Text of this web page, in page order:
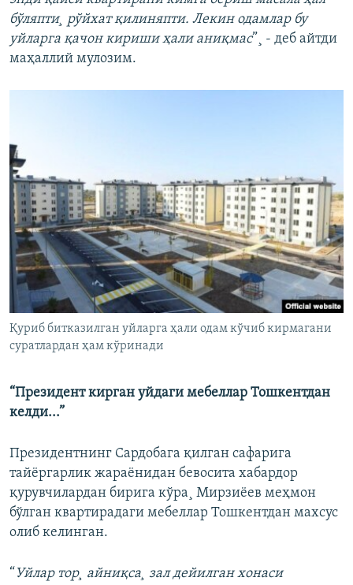
бўляпти¸ рўйхат қилиняпти. Лекин одамлар бу
уйларга қачон кириши ҳали аниқмас”¸ - деб айтди
маҳаллий мулозим.
Қуриб битказилган уйларга ҳали одам кўчиб кирмагани
суратлардан ҳам кўринади
“Президент кирган уйдаги мебеллар Тошкентдан
келди...”
Президентнинг Сардобага қилган сафарига
тайëргарлик жараëнидан бевосита хабардор
қурувчилардан бирига кўра¸ Мирзиëев меҳмон
бўлган квартирадаги мебеллар Тошкентдан махсус
олиб келинган.
“ Уйлар тор¸ айниқса¸ зал дейилган хонаси